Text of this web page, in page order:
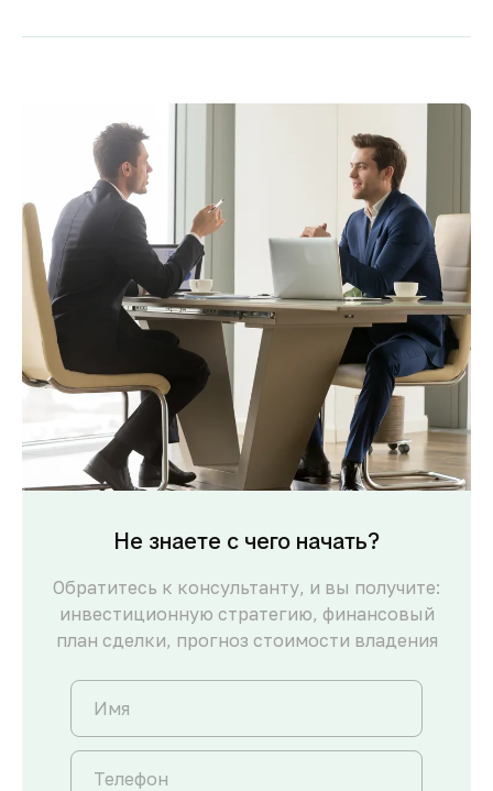
Не знаете с чего начать?
Обратитесь к консультанту, и вы получите:
инвестиционную стратегию, финансовый
план сделки, прогноз стоимости владения